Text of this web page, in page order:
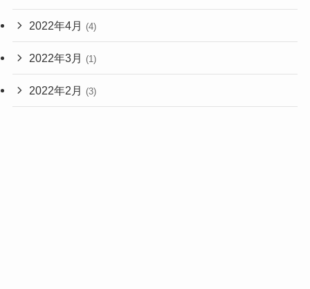
2022年4月 (4)
2022年3月 (1)
2022年2月 (3)